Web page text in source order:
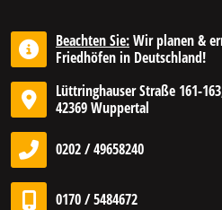
Beachten Sie:Wir planen &
Friedhöfen in Deutschland!
Lüttringhauser Straße 161-
42369 Wuppertal
0202 / 49658240
0170 / 5484672